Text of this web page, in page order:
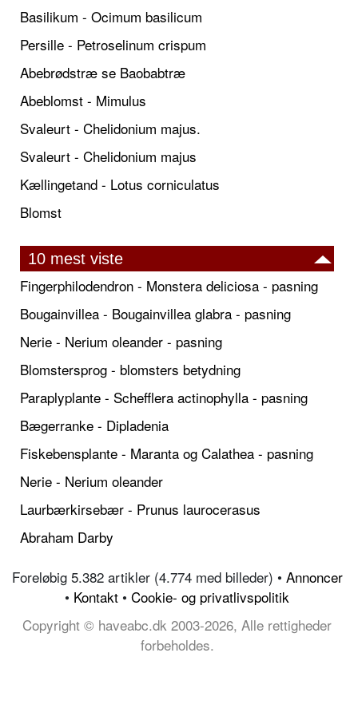
Basilikum - Ocimum basilicum
Persille - Petroselinum crispum
Abebrødstræ se Baobabtræ
Abeblomst - Mimulus
Svaleurt - Chelidonium majus.
Svaleurt - Chelidonium majus
Kællingetand - Lotus corniculatus
Blomst
10 mest viste
Fingerphilodendron - Monstera deliciosa - pasning
Bougainvillea - Bougainvillea glabra - pasning
Nerie - Nerium oleander - pasning
Blomstersprog - blomsters betydning
Paraplyplante - Schefflera actinophylla - pasning
Bægerranke - Dipladenia
Fiskebensplante - Maranta og Calathea - pasning
Nerie - Nerium oleander
Laurbærkirsebær - Prunus laurocerasus
Abraham Darby
Foreløbig 5.382 artikler (4.774 med billeder) • Annoncer
• Kontakt • Cookie- og privatlivspolitik
Copyright © haveabc.dk 2003-2026, Alle rettigheder
forbeholdes.